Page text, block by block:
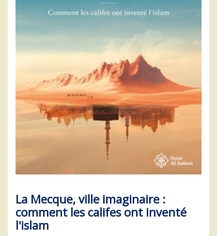
La Mecque, ville imaginaire :
comment les califes ont inventé
l'islam